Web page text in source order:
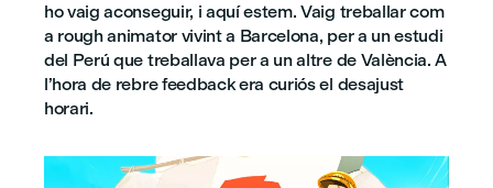
ho vaig aconseguir, i aquí estem. Vaig treballar com
a rough animator vivint a Barcelona, per a un estudi
del Perú que treballava per a un altre de València. A
l’hora de rebre feedback era curiós el desajust
horari.